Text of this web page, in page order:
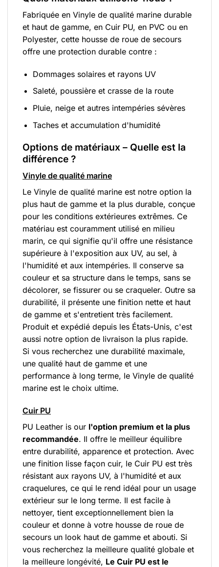
Fabriquée en Vinyle de qualité marine durable
et haut de gamme, en Cuir PU, en PVC ou en
Polyester, cette housse de roue de secours
offre une protection durable contre :
Dommages solaires et rayons UV
Saleté, poussière et crasse de la route
Pluie, neige et autres intempéries sévères
Taches et accumulation d'humidité
Options de matériaux – Quelle est la
différence ?
Vinyle de qualité marine
Le Vinyle de qualité marine est notre option la
plus haut de gamme et la plus durable, conçue
pour les conditions extérieures extrêmes. Ce
matériau est couramment utilisé en milieu
marin, ce qui signifie qu'il offre une résistance
supérieure à l'exposition aux UV, au sel, à
l'humidité et aux intempéries. Il conserve sa
couleur et sa structure dans le temps, sans se
décolorer, se fissurer ou se craqueler. Outre sa
durabilité, il présente une finition nette et haut
de gamme et s'entretient très facilement.
Produit et expédié depuis les États-Unis, c'est
aussi notre option de livraison la plus rapide.
Si vous recherchez une durabilité maximale,
une qualité haut de gamme et une
performance à long terme, le Vinyle de qualité
marine est le choix ultime.
Cuir PU
PU Leather is our l'option premium et la plus
recommandée. Il offre le meilleur équilibre
entre durabilité, apparence et protection. Avec
une finition lisse façon cuir, le Cuir PU est très
résistant aux rayons UV, à l'humidité et aux
craquelures, ce qui le rend idéal pour un usage
extérieur sur le long terme. Il est facile à
nettoyer, tient exceptionnellement bien la
couleur et donne à votre housse de roue de
secours un look haut de gamme et abouti. Si
vous recherchez la meilleure qualité globale et
la meilleure longévité, Le Cuir PU est le